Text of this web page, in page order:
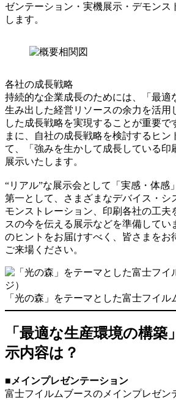
ゼンテーション・実機展示・デモンス
します。
各社の成長戦略
持続的な企業成長のためには、「最適
生み出した経営リソースの余力を活用
した成長戦略を実現することが重要で
まに、自社の成長戦略を検討するヒン
て、「強みを生かして成長している印
展示いたします。
“リアル”な展示会として「実感・体感
第一として、さまざまなデバイス・シ
モンストレーション、印刷各社の工夫
スの今を伝える展示などを準備してい
のヒントをお届けすべく、皆さまをお
ご来場ください。
「光の森」をテーマとした富士フイル
「最適な生産環境の構築
示内容は？
■メインプレゼンテーション
富士フイルムブースのメインプレゼン